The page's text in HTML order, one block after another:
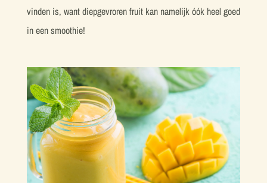
vinden is, want diepgevroren fruit kan namelijk óók heel goed
in een smoothie!